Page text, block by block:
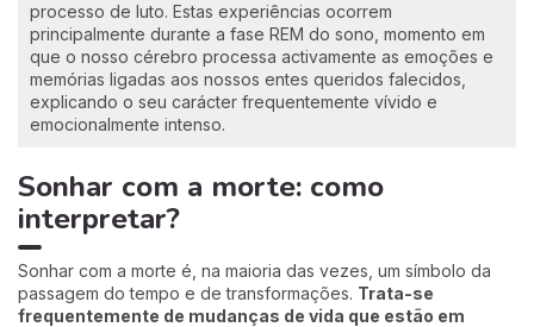
processo de luto. Estas experiências ocorrem
principalmente durante a fase REM do sono, momento em
que o nosso cérebro processa activamente as emoções e
memórias ligadas aos nossos entes queridos falecidos,
explicando o seu carácter frequentemente vívido e
emocionalmente intenso.
Sonhar com a morte: como
interpretar?
Sonhar com a morte é, na maioria das vezes, um símbolo da
passagem do tempo e de transformações. Trata-se
frequentemente de mudanças de vida que estão em